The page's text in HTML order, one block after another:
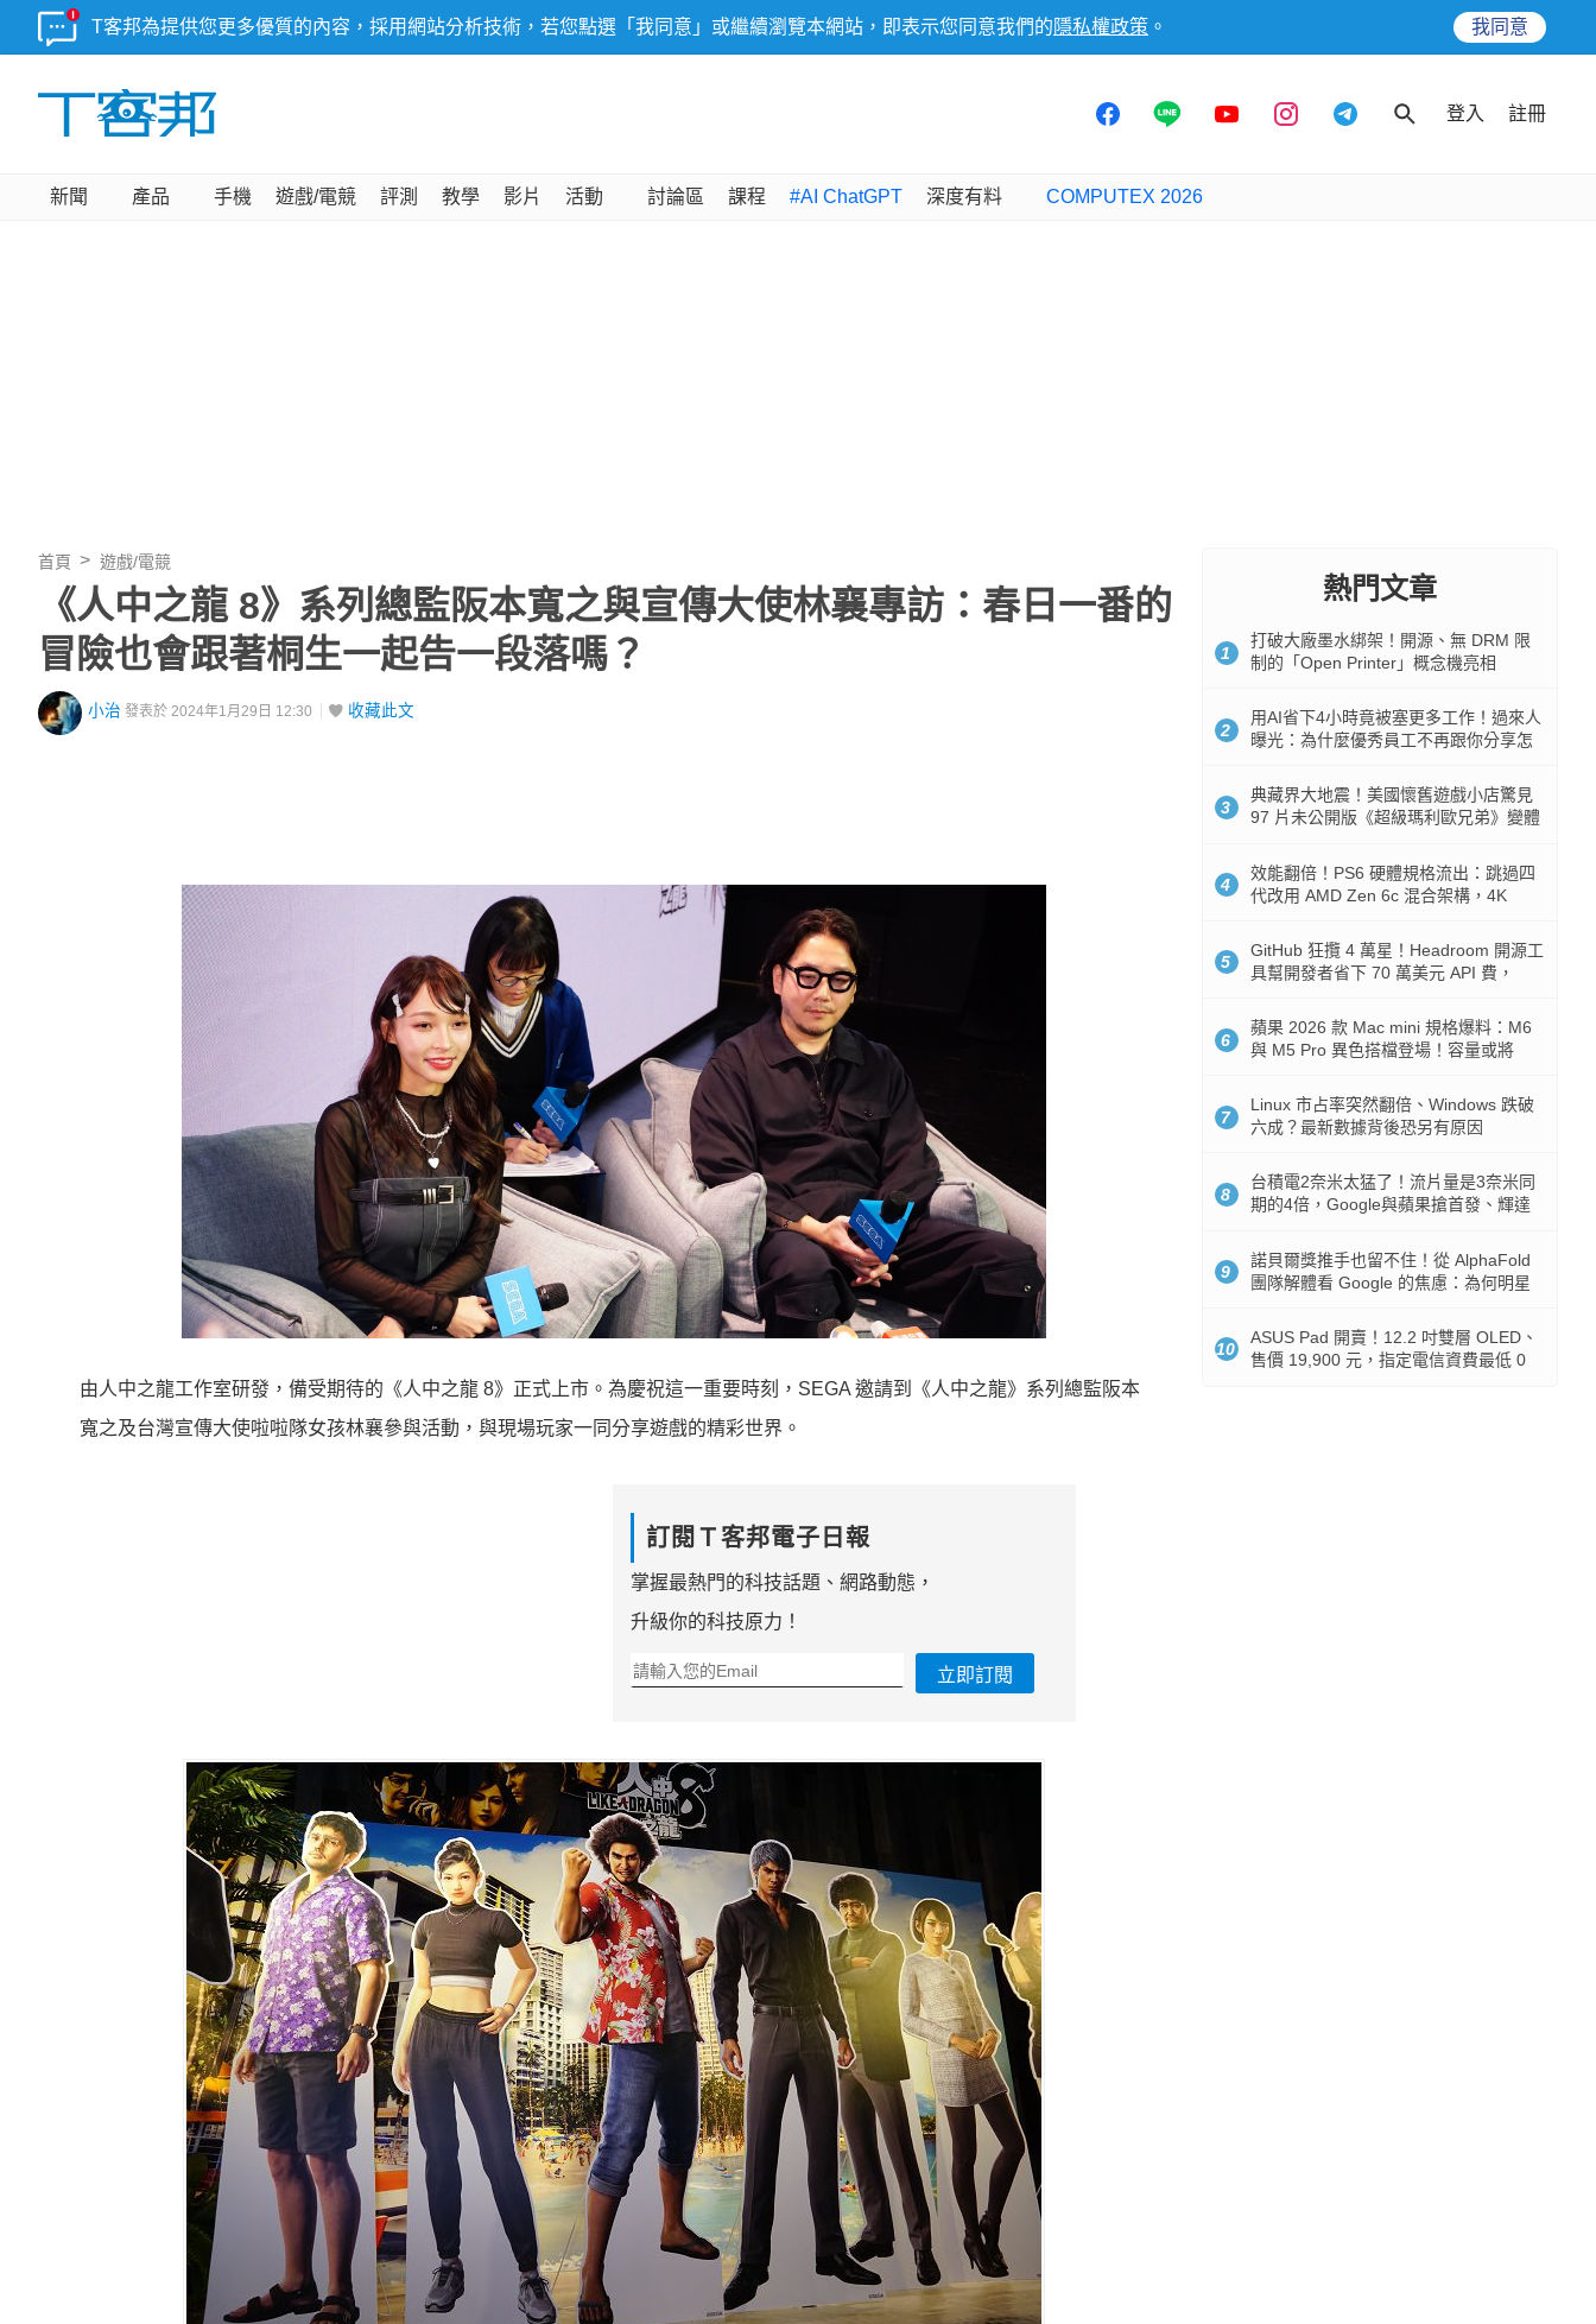
T客邦為提供您更多優質的內容，採用網站分析技術，若您點選「我同意」或繼續瀏覽本網站，即表示您同意我們的 隱私權政策 。 我同意
登入 註冊
新聞 產品 手機 遊戲/電競 評測 教學 影片 活動 討論區 課程 #AI ChatGPT 深度有料 COMPUTEX 2026
首頁 遊戲/電競
《人中之龍 8》系列總監阪本寬之與宣傳大使林襄專訪：春日一番的
冒險也會跟著桐生一起告一段落嗎？
小治 發表於 2024年1月29日 12:30 收藏此文
由人中之龍工作室研發，備受期待的《人中之龍 8》正式上市。為慶祝這一重要時刻，SEGA 邀請到《人中之龍》系列總監阪本
寬之及台灣宣傳大使啦啦隊女孩林襄參與活動，與現場玩家一同分享遊戲的精彩世界。
訂閱Ｔ客邦電子日報
掌握最熱門的科技話題、網路動態，
升級你的科技原力！
立即訂閱
熱門文章
1
打破大廠墨水綁架！開源、無 DRM 限
制的「Open Printer」概念機亮相
2
用AI省下4小時竟被塞更多工作！過來人
曝光：為什麼優秀員工不再跟你分享怎
3
典藏界大地震！美國懷舊遊戲小店驚見
97 片未公開版《超級瑪利歐兄弟》變體
4
效能翻倍！PS6 硬體規格流出：跳過四
代改用 AMD Zen 6c 混合架構，4K
5
GitHub 狂攬 4 萬星！Headroom 開源工
具幫開發者省下 70 萬美元 API 費，
6
蘋果 2026 款 Mac mini 規格爆料：M6
與 M5 Pro 異色搭檔登場！容量或將
7
Linux 市占率突然翻倍、Windows 跌破
六成？最新數據背後恐另有原因
8
台積電2奈米太猛了！流片量是3奈米同
期的4倍，Google與蘋果搶首發、輝達
9
諾貝爾獎推手也留不住！從 AlphaFold
團隊解體看 Google 的焦慮：為何明星
10
ASUS Pad 開賣！12.2 吋雙層 OLED、
售價 19,900 元，指定電信資費最低 0